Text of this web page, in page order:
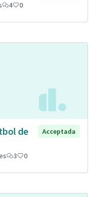
4 0
de
Acceptada
3 0